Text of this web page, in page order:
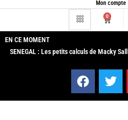
Mon compte
0
EN CE MOMENT
SENEGAL : Les petits calculs de Macky Sall